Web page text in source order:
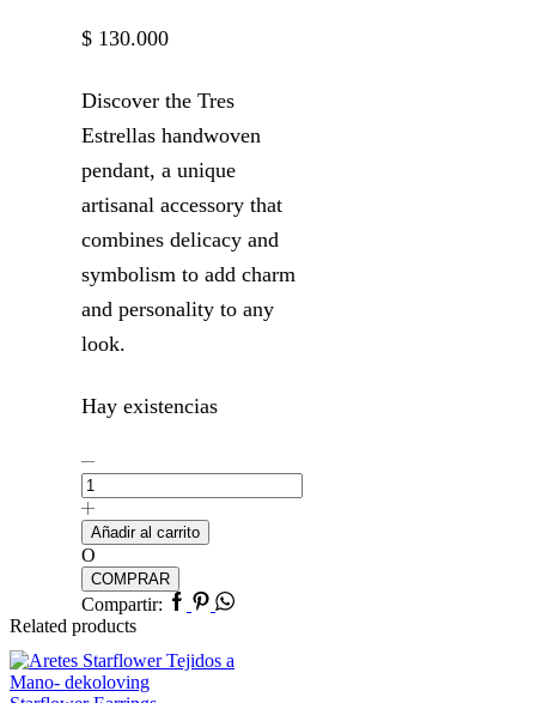
$ 130.000
Discover the Tres
Estrellas handwoven
pendant, a unique
artisanal accessory that
combines delicacy and
symbolism to add charm
and personality to any
look.
Hay existencias
Tres
Pendant
cantidad
Añadir al carrito
O
COMPRAR
Compartir: Facebook
Pinterest
Whatsapp
Related products